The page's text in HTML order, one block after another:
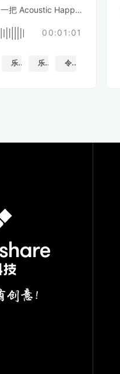
一把 Acoustic Happy 民谣吉他
00:01:01
乐观的 乐趣 令人振奋